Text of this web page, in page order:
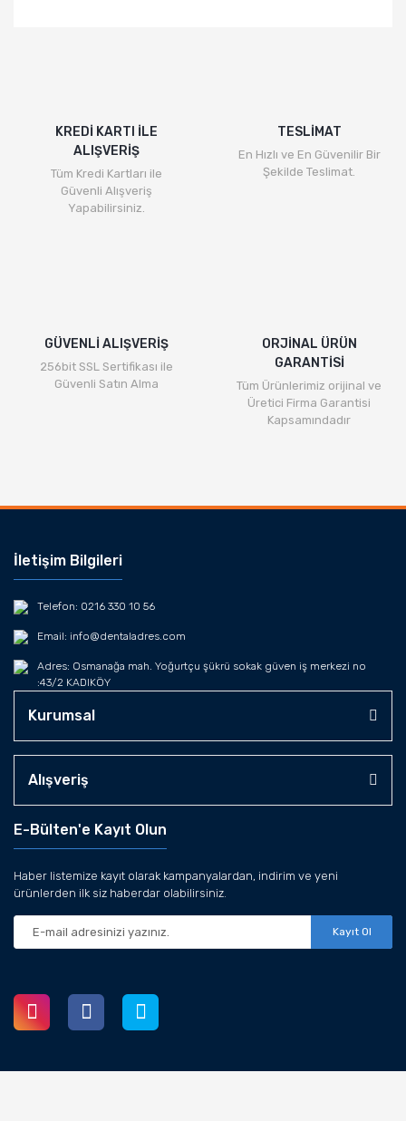
Ürün açıklamasında eksik bilgiler bulunuyor.
Ürün bilgilerinde hatalar bulunuyor.
Ürün fiyatı diğer sitelerden daha pahalı.
Bu ürüne benzer farklı alternatifler olmalı.
KREDİ KARTI İLE
ALIŞVERİŞ
Tüm Kredi Kartları ile
Güvenli Alışveriş
Yapabilirsiniz.
TESLİMAT
En Hızlı ve En Güvenilir Bir
Şekilde Teslimat.
GÜVENLİ ALIŞVERİŞ
256bit SSL Sertifikası ile
Güvenli Satın Alma
ORJİNAL ÜRÜN
GARANTİSİ
Tüm Ürünlerimiz orijinal ve
Üretici Firma Garantisi
Kapsamındadır
İletişim Bilgileri
Telefon: 0216 330 10 56
Email: info@dentaladres.com
Adres: Osmanağa mah. Yoğurtçu şükrü sokak güven iş merkezi no
:43/2 KADIKÖY
Kurumsal
Alışveriş
E-Bülten'e Kayıt Olun
Haber listemize kayıt olarak kampanyalardan, indirim ve yeni
ürünlerden ilk siz haberdar olabilirsiniz.
Kayıt Ol